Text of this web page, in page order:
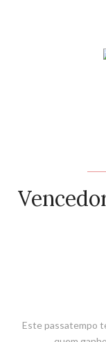
Este passatempo